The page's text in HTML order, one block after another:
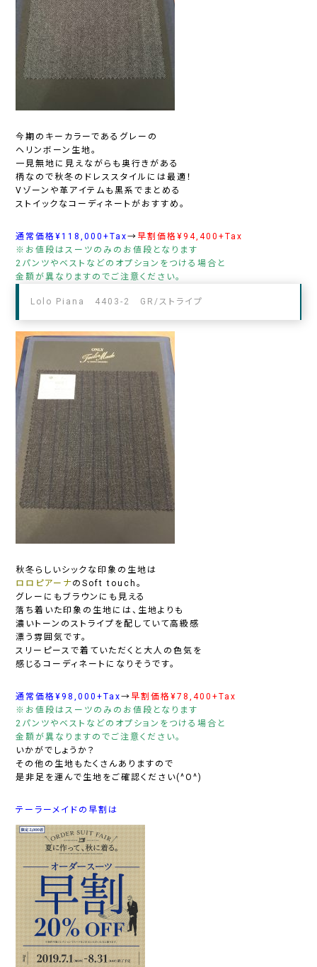
今期のキーカラーであるグレーの
ヘリンボーン生地。
一見無地に見えながらも奥行きがある
柄なので秋冬のドレススタイルには最適！
Vゾーンや革アイテムも黒系でまとめる
ストイックなコーディネートがおすすめ。
通常価格¥118,000+Tax→ 早割価格¥94,400+Tax
※お値段はスーツのみのお値段となります
2パンツやベストなどのオプションをつける場合と
金額が異なりますのでご注意ください。
Lolo Piana 4403-2 GR/ストライプ
秋冬らしいシックな印象の生地は
ロロピアーナのSoft touch。
グレーにもブラウンにも見える
落ち着いた印象の生地には、生地よりも
濃いトーンのストライプを配していて高級感
漂う雰囲気です。
スリーピースで着ていただくと大人の色気を
感じるコーディネートになりそうです。
通常価格¥98,000+Tax→ 早割価格¥78,400+Tax
※お値段はスーツのみのお値段となります
2パンツやベストなどのオプションをつける場合と
金額が異なりますのでご注意ください。
いかがでしょうか？
その他の生地もたくさんありますので
是非足を運んで生地をご確認ください(^O^)
テーラーメイドの早割は